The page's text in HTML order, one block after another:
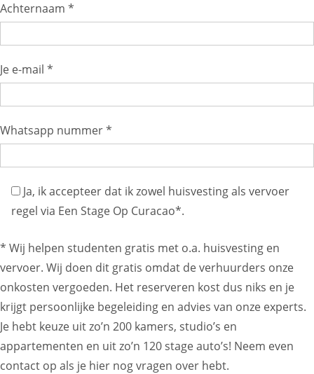
Achternaam *
Je e-mail *
Whatsapp nummer *
Ja, ik accepteer dat ik zowel huisvesting als vervoer
regel via Een Stage Op Curacao*.
* Wij helpen studenten gratis met o.a. huisvesting en
vervoer. Wij doen dit gratis omdat de verhuurders onze
onkosten vergoeden. Het reserveren kost dus niks en je
krijgt persoonlijke begeleiding en advies van onze experts.
Je hebt keuze uit zo’n 200 kamers, studio’s en
appartementen en uit zo’n 120 stage auto’s! Neem even
contact op als je hier nog vragen over hebt.